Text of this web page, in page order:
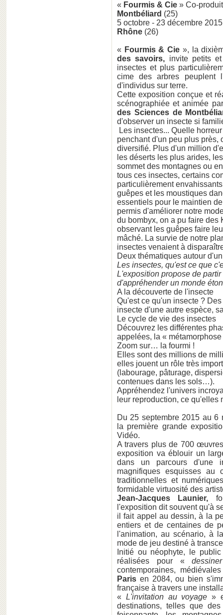
« Fourmis & Cie » Co-
Montbéliard (25)
5 octobre - 23 décembre
Rhône (26)
« Fourmis & Cie », la
des savoirs, invite petits
insectes et plus
cime des arbres peuplent
d'individus sur terre.
Cette exposition conçue et
scénographiée et animée
des Sciences de
d'observer un insecte si
Les insectes... Quelle
penchant d'un peu plus près,
diversifié. Plus d'un million
les déserts les plus arides,
sommet des montagnes ou
tous ces insectes, certains
particulièrement
guêpes et les moustiques
essentiels pour le maintien
permis d'améliorer notre
du bombyx, on a pu faire des
observant les guêpes faire
mâché. La survie de notre
insectes venaient à
Deux thématiques autour
Les insectes, qu'est ce que
L'exposition propose de
d'appréhender un monde
A la découverte de l'insecte
Qu'est ce qu'un insecte ?
insecte d'une autre espèce,
Le cycle de vie des insectes
Découvrez les différentes
appelées, la « métamorphose
Zoom sur… la fourmi !
Elles sont des millions de
elles jouent un rôle très
(labourage, pâturage,
contenues dans les sols…).
Appréhendez l'univers
leur reproduction, ce
Du 25 septembre 2015 au 6
la première grande
Vidéo.
A travers plus de 700
exposition va éblouir un
dans un parcours d'une
magnifiques esquisses au
traditionnelles et
formidable virtuosité des
Jean-Jacques Launier,
l'exposition dit souvent qu'à
il fait appel au dessin, à la
entiers et de centaines de
l'animation, au scénario, à
mode de jeu destiné à
Initié ou néophyte, le
réalisées pour «
contemporaines,
Paris en 2084, ou bien
française à travers une
« L'invitation au voyage»
destinations, telles que